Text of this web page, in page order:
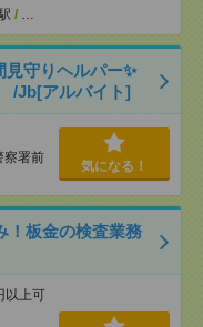
/ …
見守りヘルパー✨
/Jb[アルバイト]
察署前
気になる！
！板金の検査業務
以上可